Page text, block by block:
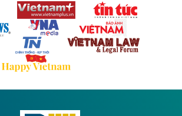
các tỉnh trung du, miền núi phía Bắc
khẩu quốc tế tại Lạng Sơn.
11.500 tỷ đồng xây dựng cao
Ninh Bình
25,1 km được kỳ vọng sẽ tạo động